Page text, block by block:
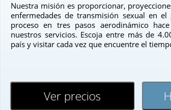
Nuestra misión es proporcionar,
enfermedades de transmisión sexual en el
proceso en tres pasos aerodinámico
nuestros servicios. Escoja entre más de
país y visitar cada vez que encuentre el
Ver precios